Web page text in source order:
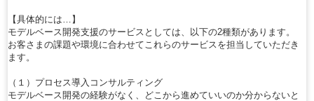
【具体的には…】
モデルベース開発支援のサービスとしては、以下の2種類があります。
お客さまの課題や環境に合わせてこれらのサービスを担当していただき
ます。
（１）プロセス導入コンサルティング
モデルベース開発の経験がなく、どこから進めていいのか分からないと